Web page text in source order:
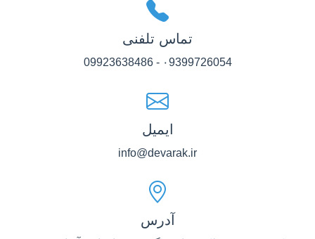
تماس تلفنی
۰9399726054 - 09923638486
ایمیل
info@devarak.ir
آدرس